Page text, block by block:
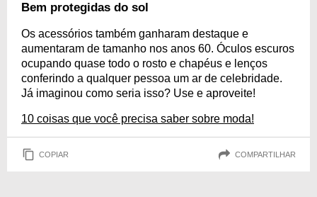
Bem protegidas do sol
Os acessórios também ganharam destaque e
aumentaram de tamanho nos anos 60. Óculos escuros
ocupando quase todo o rosto e chapéus e lenços
conferindo a qualquer pessoa um ar de celebridade.
Já imaginou como seria isso? Use e aproveite!
10 coisas que você precisa saber sobre moda!
COPIAR COMPARTILHAR